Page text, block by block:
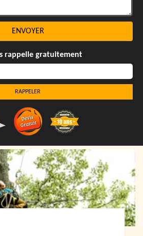
rappelle gratuitement